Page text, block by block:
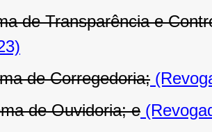
de Transparência e
de Corregedoria;
de Ouvidoria; e